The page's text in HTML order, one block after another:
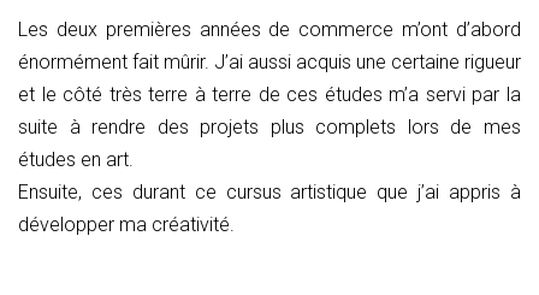
Les deux premières années de commerce m’ont d’abord
énormément fait mûrir. J’ai aussi acquis une certaine rigueur
et le côté très terre à terre de ces études m’a servi par la
suite à rendre des projets plus complets lors de mes
études en art.
Ensuite, ces durant ce cursus artistique que j’ai appris à
développer ma créativité.